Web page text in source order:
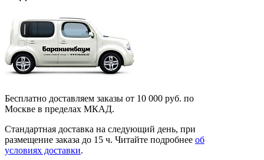
Бесплатно доставляем заказы от 10 000 руб. по
Москве в пределах МКАД.
Стандартная доставка на следующий день, при
размещение заказа до 15 ч. Читайте подробнее об
условиях доставки.